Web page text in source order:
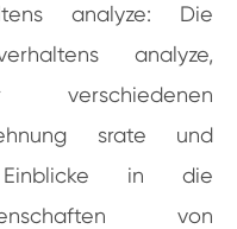
analyze: Die
analyze,
verschiedenen
srate und
in die
von